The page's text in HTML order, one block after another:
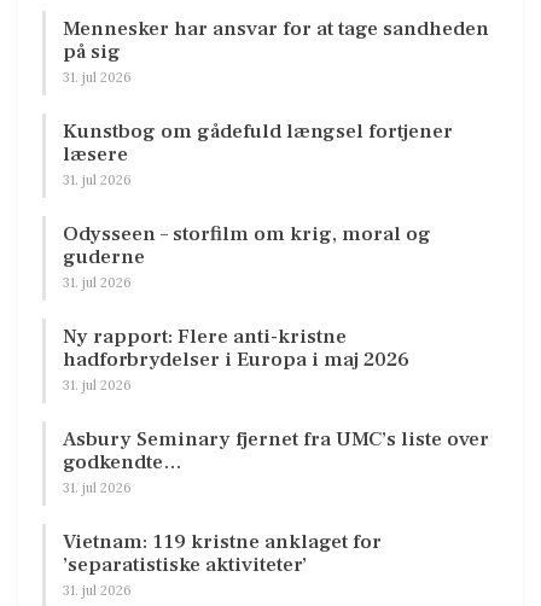
Mennesker har ansvar for at tage sandheden
på sig
31. jul 2026
Kunstbog om gådefuld længsel fortjener
læsere
31. jul 2026
Odysseen – storfilm om krig, moral og
guderne
31. jul 2026
Ny rapport: Flere anti-kristne
hadforbrydelser i Europa i maj 2026
31. jul 2026
Asbury Seminary fjernet fra UMC’s liste over
godkendte…
31. jul 2026
Vietnam: 119 kristne anklaget for
’separatistiske aktiviteter’
31. jul 2026